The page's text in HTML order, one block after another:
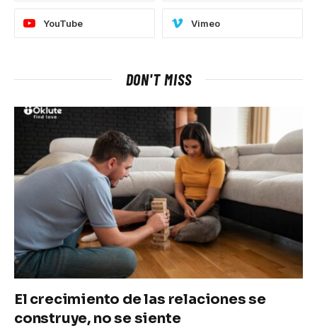
YouTube Vimeo
DON'T MISS
El crecimiento de las relaciones se
construye, no se siente